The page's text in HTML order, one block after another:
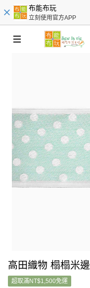
布能布玩
立刻使用官方APP
高田織物 榻榻米
超取滿NT$1,500免運